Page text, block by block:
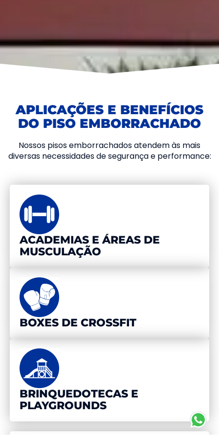
APLICAÇÕES E BENEFÍCIOS
DO PISO EMBORRACHADO
Nossos pisos emborrachados atendem às mais
diversas necessidades de segurança e performance:
ACADEMIAS E ÁREAS DE
MUSCULAÇÃO
BOXES DE CROSSFIT
BRINQUEDOTECAS E
PLAYGROUNDS